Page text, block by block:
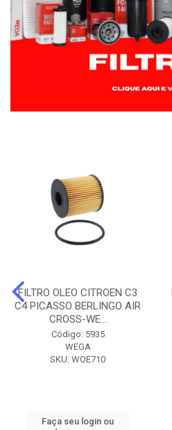
FILTRO OLEO CITROEN C3
C4 PICASSO BERLINGO AIR
CROSS-WE...
Código: 5935
WEGA
SKU: WOE710
Faça seu login ou